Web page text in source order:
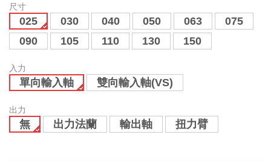
尺寸
025 030 040 050 063
075
090
105 110 130 150
入力
單向輸入軸 雙向輸入軸(VS)
出力
無 出力法蘭 輸出軸 扭力臂